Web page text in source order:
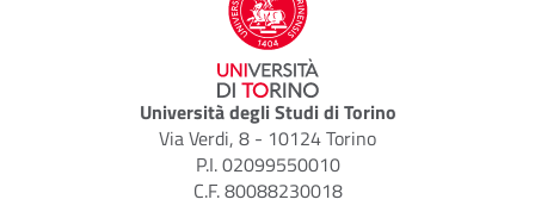
Università degli Studi di Torino
Via Verdi, 8 - 10124 Torino
P.I. 02099550010
C.F. 80088230018